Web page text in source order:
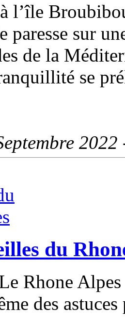
l’île
paresse sur
de la
se
du
Rhone
des